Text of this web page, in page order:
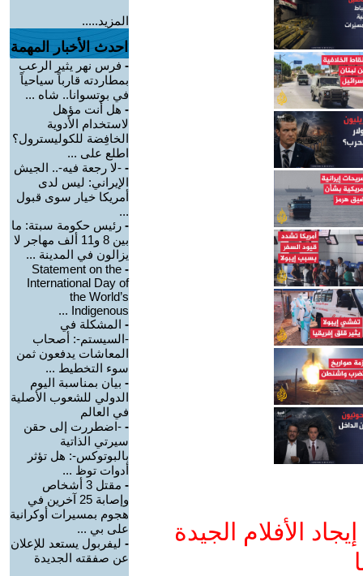
الأفلام الجيدة
المزيد.....
احدث الأخبار المهمة
- فرس نهر يثير الرعب
بمطاردته قارباً سياحياً
في بوتسوانا.. شاه ...
- هل أنت مؤهل
لاستخدام الأدوية
الخافِضة للكوليسترول؟
اطلع على ...
- -لا رجعة فيه-.. الجيش
الإيراني: ليس لدى
أمريكا خيار سوى قبول
...
- رئيس حكومة سبتة: ما
بين 8 و11 ألف مهاجر لا
يزالون في المدينة ...
-
Statement on the
International Day of
the World’s
Indigenous ...
- المشكلة في
-السيستم-: أصحاب
المعاشات يدفعون ثمن
سوء التخطيط ...
- بيان بمناسبة اليوم
الدولي للشعوب الأصلية
في العالم
- -اضطررت إلى حقن
سيرتي الذاتية
بالبوتوكس-: هل تؤثر
أدوات توظ ...
-
مقتل 3 أشخاص
وإصابة 25 آخرين في
هجوم بمسيرات أوكرانية
على بي ...
- ليفربول يستعد للإعلان
عن صفقته الجديدة